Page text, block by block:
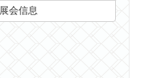
展会信息